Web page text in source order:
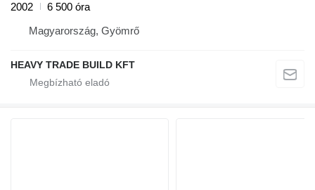
2002
6 500 óra
Magyarország, Gyömrő
HEAVY TRADE BUILD KFT